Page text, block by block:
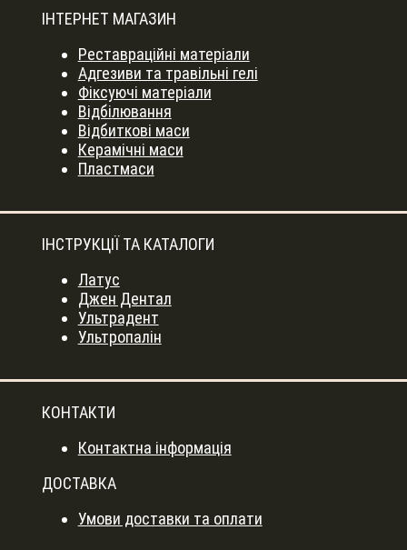
ІНТЕРНЕТ МАГАЗИН
Реставраційні матеріали
Адгезиви та травільні гелі
Фіксуючі матеріали
Відбілювання
Відбиткові маси
Керамічні маси
Пластмаси
ІНСТРУКЦІЇ ТА КАТАЛОГИ
Латус
Джен Дентал
Ультрадент
Ультропалін
КОНТАКТИ
Контактна інформація
ДОСТАВКА
Умови доставки та оплати